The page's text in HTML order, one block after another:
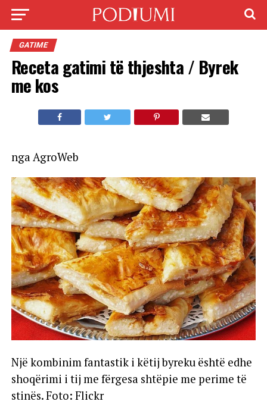
GATIME
Receta gatimi të thjeshta / Byrek
me kos
nga AgroWeb
Një kombinim fantastik i këtij byreku është edhe
shoqërimi i tij me fërgesa shtëpie me perime të
stinës. Foto: Flickr